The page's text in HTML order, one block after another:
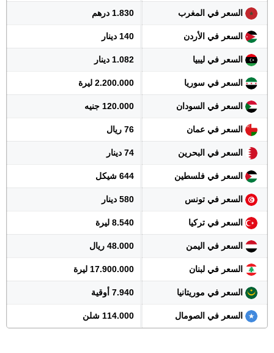
السعر في المغرب 1.830 درهم
السعر في الأردن 140 دينار
السعر في ليبيا 1.082 دينار
السعر في سوريا 2.200.000 ليرة
السعر في السودان 120.000 جنيه
السعر في عمان 76 ريال
السعر في البحرين 74 دينار
السعر في فلسطين 644 شيكل
السعر في تونس 580 دينار
السعر في تركيا 8.540 ليرة
السعر في اليمن 48.000 ريال
السعر في لبنان 17.900.000 ليرة
السعر في موريتانيا 7.940 أوقية
السعر في الصومال 114.000 شلن